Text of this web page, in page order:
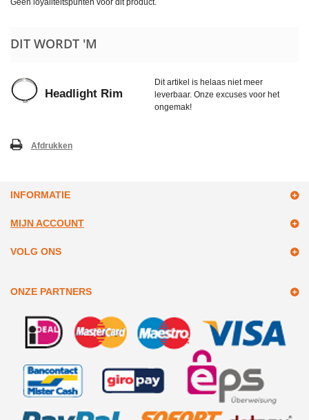
Geen loyaliteitspunten voor dit product.
DIT WORDT 'M
Headlight Rim
Dit artikel is helaas niet meer
leverbaar. Onze excuses voor het
ongemak!
Afdrukken
INFORMATIE
MIJN ACCOUNT
VOLG ONS
ONZE PARTNERS